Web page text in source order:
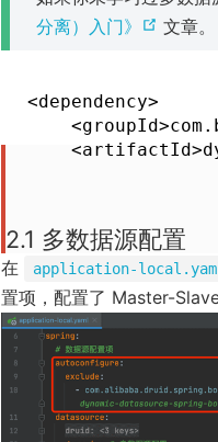
分离）入门》
(
n
e
w
w
o
文章。
<dependency>
2.1 多数据源配置
在 application-
置项，配置了 Master-